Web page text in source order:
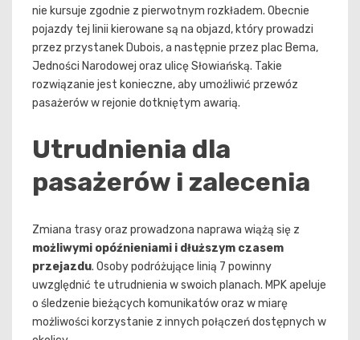
nie kursuje zgodnie z pierwotnym rozkładem. Obecnie
pojazdy tej linii kierowane są na objazd, który prowadzi
przez przystanek Dubois, a następnie przez plac Bema,
Jedności Narodowej oraz ulicę Słowiańską. Takie
rozwiązanie jest konieczne, aby umożliwić przewóz
pasażerów w rejonie dotkniętym awarią.
Utrudnienia dla
pasażerów i zalecenia
Zmiana trasy oraz prowadzona naprawa wiążą się z
możliwymi opóźnieniami i dłuższym czasem
przejazdu. Osoby podróżujące linią 7 powinny
uwzględnić te utrudnienia w swoich planach. MPK apeluje
o śledzenie bieżących komunikatów oraz w miarę
możliwości korzystanie z innych połączeń dostępnych w